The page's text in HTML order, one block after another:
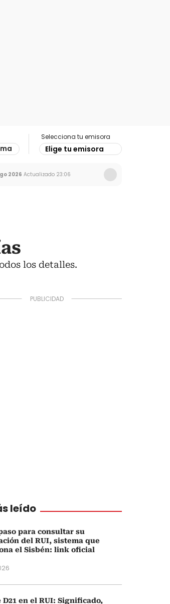
Selecciona tu emisora
Elige tu emisora
2026 Actualizado 23:06
los detalles.
leído
para consultar su
del RUI, sistema que
el Sisbén: link oficial
D21 en el RUI: Significado,